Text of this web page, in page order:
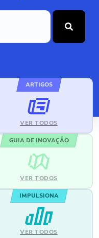
ARTIGOS
VER TODOS
GUIA DE INOVAÇÃO
VER TODOS
IMPULSIONA
VER TODOS